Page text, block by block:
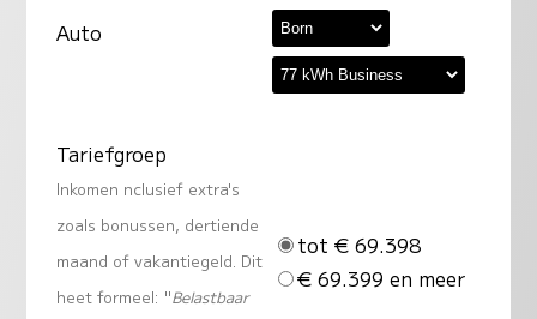
Auto
Tariefgroep
Inkomen nclusief extra's
zoals bonussen, dertiende
maand of vakantiegeld. Dit
heet formeel: "Belastbaar
tot € 69.398
€ 69.399 en meer